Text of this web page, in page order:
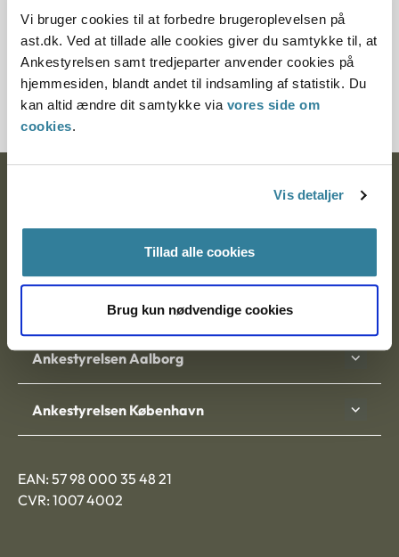
Vi bruger cookies til at forbedre brugeroplevelsen på
ast.dk. Ved at tillade alle cookies giver du samtykke til, at
Ankestyrelsen samt tredjeparter anvender cookies på
hjemmesiden, blandt andet til indsamling af statistik. Du
kan altid ændre dit samtykke via vores side om
cookies.
Vis detaljer
Tillad alle cookies
Brug kun nødvendige cookies
§ 9c § 93 § 9a § 92 § 94 § 91
Journalnummer
3800045-02
Postadresse:
9000 Aalborg
Ankestyrelsen Aalborg
Ankestyrelsen København
EAN: 57 98 000 35 48 21
CVR: 1007 4002